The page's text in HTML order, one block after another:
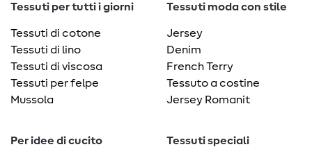
Tessuti per tutti i giorni
Tessuti di cotone
Tessuti di lino
Tessuti di viscosa
Tessuti per felpe
Mussola
Tessuti moda con stile
Jersey
Denim
French Terry
Tessuto a costine
Jersey Romanit
Per idee di cucito
Tessuti speciali